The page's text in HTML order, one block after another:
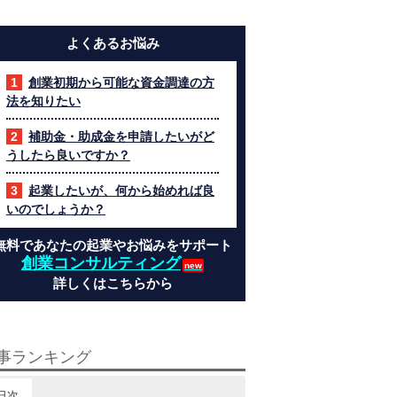
よくあるお悩み
創業初期から可能な資金調達の方
法を知りたい
補助金・助成金を申請したいがど
うしたら良いですか？
起業したいが、何から始めれば良
いのでしょうか？
料であなたの起業やお悩みをサポート
創業コンサルティング
詳しくはこちらから
ランキング